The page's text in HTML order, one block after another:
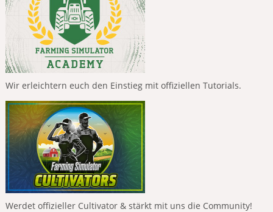
Wir erleichtern euch den Einstieg mit offiziellen Tutorials.
Werdet offizieller Cultivator & stärkt mit uns die Community!